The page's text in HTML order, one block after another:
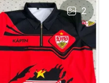
2